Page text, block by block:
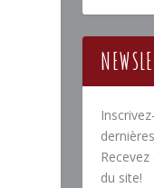
du site!